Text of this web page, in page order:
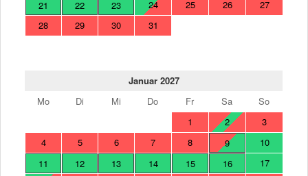
21
22 23 24 25 26
27
28
29 30 31
Januar 2027
Mo
Di Mi Do Fr Sa
So
1
2
3
4
5 6 7 8 9
10
11
12 13 14 15 16
17